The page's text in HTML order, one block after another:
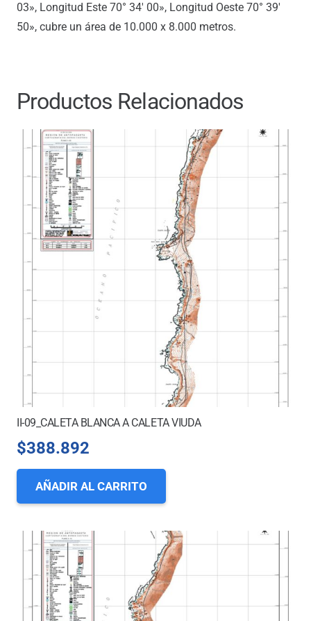
03», Longitud Este 70° 34′ 00», Longitud Oeste 70° 39′
50», cubre un área de 10.000 x 8.000 metros.
Productos Relacionados
II-09_CALETA BLANCA A CALETA VIUDA
$388.892
AÑADIR AL CARRITO